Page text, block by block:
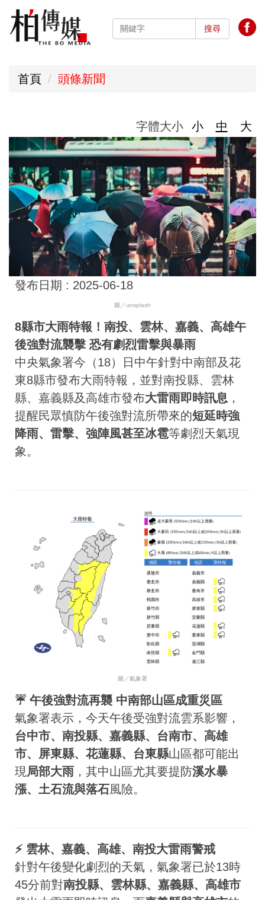
跳
到
搜尋
首頁 頭條新聞
字體大小 小 中 大
發布日期 : 2025-06-18
圖／unsplash
8縣市大雨特報！南投、雲林、嘉義、高雄午
後強對流襲擊 恐有劇烈雷擊與暴雨
中央氣象署今（18）日中午針對中南部及花
東8縣市發布大雨特報，並對南投縣、雲林
縣、嘉義縣及高雄市發布大雷雨即時訊息 ，
提醒民眾慎防午後強對流所帶來的短延時強
降雨、雷擊、強陣風甚至冰雹等劇烈天氣現
象。
圖／氣象署
☔️ 午後強對流再襲 中南部山區成重災區
氣象署表示，今天午後受強對流雲系影響，
台中市、南投縣、嘉義縣、台南市、高雄
市、屏東縣、花蓮縣、台東縣山區都可能出
現局部大雨 ，其中山區尤其要提防溪水暴
漲、土石流與落石風險。
⚡ 雲林、嘉義、高雄、南投大雷雨警戒
針對午後變化劇烈的天氣，氣象署已於13時
45分前對南投縣、雲林縣、嘉義縣、高雄市